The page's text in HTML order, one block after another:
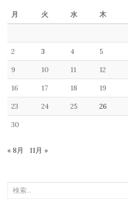
月 火 水 木
2 3 4 5
9 10 11 12
16 17 18 19
23 24 25 26
30
« 8月 11月 »
検